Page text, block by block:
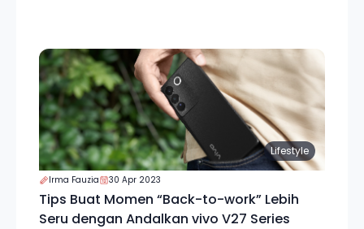
Lifestyle
Irma Fauzia 30 Apr 2023
Tips Buat Momen “Back-to-work” Lebih
Seru dengan Andalkan vivo V27 Series